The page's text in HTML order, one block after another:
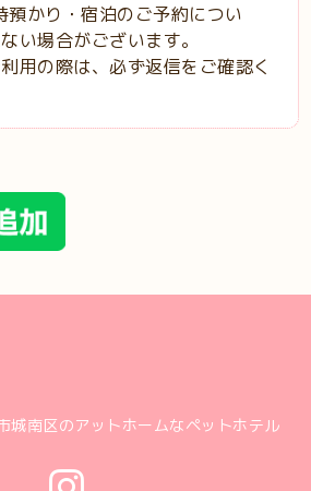
かり・宿泊のご予約につい
い場合がございます。
用の際は、必ず返信をご確認く
南区のアットホームなペットホテル